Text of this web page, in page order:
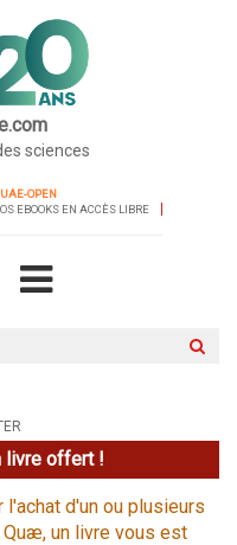
sciences
OPEN
EBOOKS EN ACCÈS LIBRE
livre offert !
l'achat d'un ou plusieurs
un livre vous est